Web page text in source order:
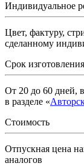
Индивидуальное
Цвет, фактуру,
сделанному
Срок изготовления
От 20 до 60 дней,
в разделе «
Стоимость
Отпускная цена
аналогов